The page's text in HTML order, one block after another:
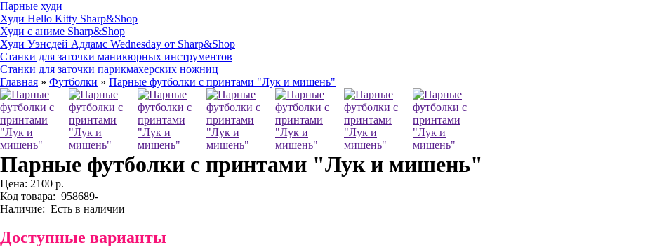
Парные худи
Худи Hello Kitty Sharp&Shop
Худи с аниме Sharp&Shop
Худи Уэнсдей Аддамс Wednesday от Sharp&Shop
Станки для заточки маникюрных инструментов
Станки для заточки парикмахерских ножниц
Главная » Футболки » Парные футболки с принтами "Лук и мишень"
Парные футболки с принтами "Лук и мишень"
Цена: 2100 р.
Код товара: 958689-
Наличие: Есть в наличии
Доступные варианты